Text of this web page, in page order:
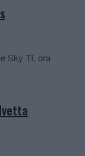
Sky TI, ora